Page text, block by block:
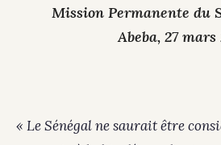
Mission Permanente du
Abeba, 27 mars
« Le Sénégal ne saurait être